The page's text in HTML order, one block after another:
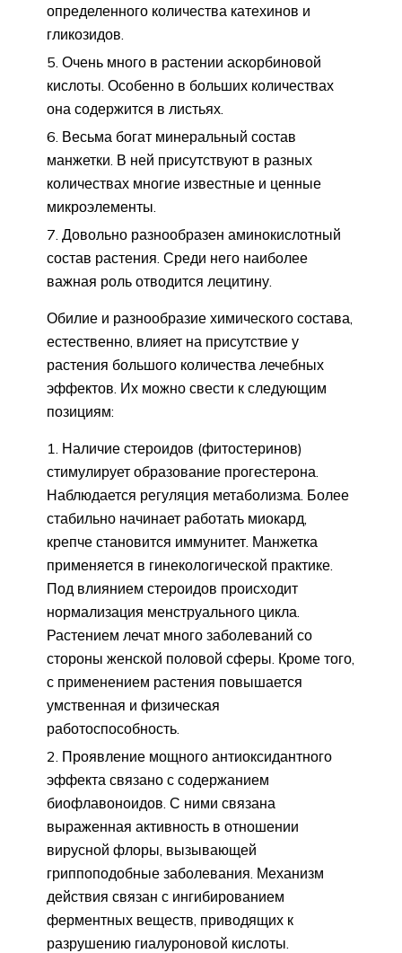
определенного количества катехинов и
гликозидов.
Очень много в растении аскорбиновой
кислоты. Особенно в больших количествах
она содержится в листьях.
Весьма богат минеральный состав
манжетки. В ней присутствуют в разных
количествах многие известные и ценные
микроэлементы.
Довольно разнообразен аминокислотный
состав растения. Среди него наиболее
важная роль отводится лецитину.
Обилие и разнообразие химического состава,
естественно, влияет на присутствие у
растения большого количества лечебных
эффектов. Их можно свести к следующим
позициям:
Наличие стероидов (фитостеринов)
стимулирует образование прогестерона.
Наблюдается регуляция метаболизма. Более
стабильно начинает работать миокард,
крепче становится иммунитет. Манжетка
применяется в гинекологической практике.
Под влиянием стероидов происходит
нормализация менструального цикла.
Растением лечат много заболеваний со
стороны женской половой сферы. Кроме того,
с применением растения повышается
умственная и физическая
работоспособность.
Проявление мощного антиоксидантного
эффекта связано с содержанием
биофлавоноидов. С ними связана
выраженная активность в отношении
вирусной флоры, вызывающей
гриппоподобные заболевания. Механизм
действия связан с ингибированием
ферментных веществ, приводящих к
разрушению гиалуроновой кислоты.